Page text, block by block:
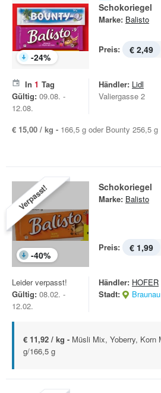
-24%
Schokoriegel
Marke: Balisto
Preis: € 2,49
In 1 Tag
Gültig: 09.08. -
12.08.
Händler: Lidl
Valiergasse 2
€ 15,00 / kg - 166,5 g oder Bounty 256,5 g
Verpasst!
-40%
Schokoriegel
Marke: Balisto
Preis: € 1,99
Leider verpasst!
Gültig: 08.02. -
12.02.
Händler: HOFER
Stadt:
€ 11,92 / kg - Müsli Mix, Yoberry, Korn
g/166,5 g